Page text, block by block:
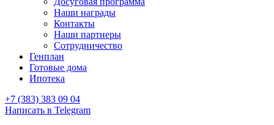
Наши награды
Контакты
Наши партнеры
Сотрудничество
Генплан
Готовые дома
Ипотека
+7 (383) 383 09 04
Написать в Telegram